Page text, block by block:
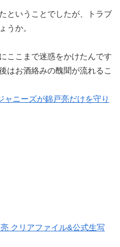
ということでしたが、トラブ
うか。
ここまで迷惑をかけたんです
はお酒絡みの醜聞が流れるこ
ャニーズが錦戸亮だけを守り
クリアファイル&公式生写